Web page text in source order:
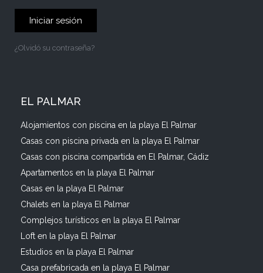
Iniciar sesión
¿Olvidó su contraseña?
EL PALMAR
Alojamientos con piscina en la playa El Palmar
Casas con piscina privada en la playa El Palmar
Casas con piscina compartida en El Palmar, Cádiz
Apartamentos en la playa El Palmar
Casas en la playa El Palmar
Chalets en la playa El Palmar
Complejos turísticos en la playa El Palmar
Loft en la playa El Palmar
Estudios en la playa El Palmar
Casa prefabricada en la playa El Palmar